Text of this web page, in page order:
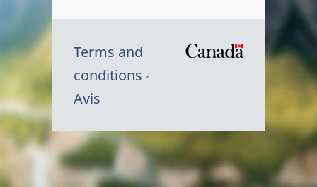
Terms and
conditions
Avis
Canada